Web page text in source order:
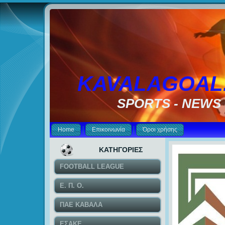
SPORTS - NEWS
Home Επικοινωνία Όροι χρήσης
ΚΑΤΗΓΟΡΙΕΣ
FOOTBALL LEAGUE
Ε. Π. Ο.
ΠΑΕ ΚΑΒΑΛΑ